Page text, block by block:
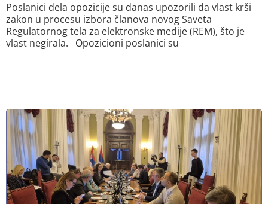
Poslanici dela opozicije su danas upozorili da vlast krši
zakon u procesu izbora članova novog Saveta
Regulatornog tela za elektronske medije (REM), što je
vlast negirala. Opozicioni poslanici su